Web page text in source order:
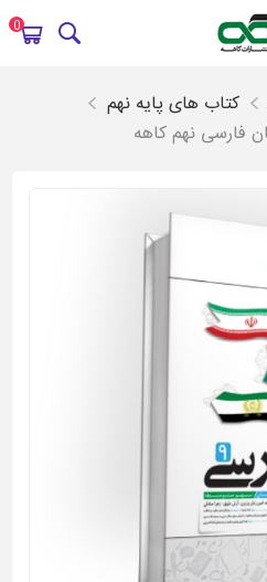
0
کتاب های پایه نهم
فارسی نهم کاهه